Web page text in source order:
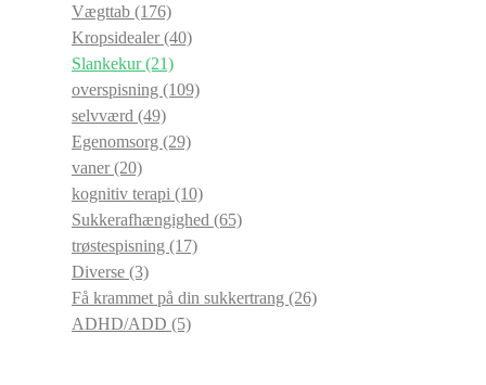
Vægttab (176)
Kropsidealer(40)
Slankekur(21)
overspisning (109)
selvværd (49)
Egenomsorg (29)
vaner(20)
kognitiv terapi (10)
Sukkerafhængighed (65)
trøstespisning (17)
Diverse (3)
Få krammet på din sukkertrang (26)
ADHD/ADD (5)